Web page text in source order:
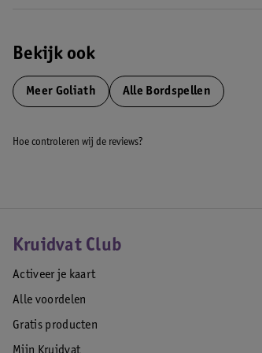
Bekijk ook
Meer Goliath Alle Bordspellen
Hoe controleren wij de reviews?
Kruidvat Club
Activeer je kaart
Alle voordelen
Gratis producten